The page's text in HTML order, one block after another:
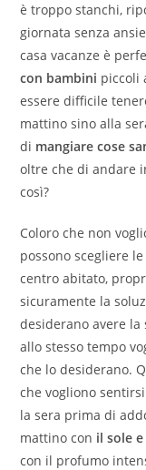
è troppo stanchi,
giornata senza
casa vacanze è
con bambini piccoli
essere difficile
mattino sino alla
di mangiare cose
oltre che di andare
così?
Coloro che non
possono scegliere
centro abitato,
sicuramente la
desiderano avere la
allo stesso tempo
che lo desiderano.
che vogliono
la sera prima di
mattino con il sole
con il profumo